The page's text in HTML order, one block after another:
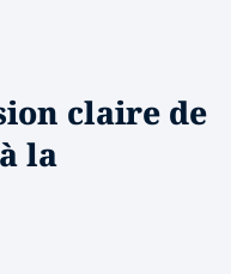
claire de
la